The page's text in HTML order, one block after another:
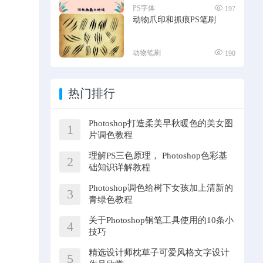
PS字体 197
动物爪印和抓痕PS笔刷
动物笔刷 190
热门排行
1
Photoshop打造柔美早秋暖色的美女图
片调色教程
2
理解PS三色原理， Photoshop色彩基
础知识详解教程
3
Photoshop调色给树下女孩加上清新的
青绿色教程
4
关于Photoshop钢笔工具使用的10条小
技巧
5
精选设计师枕草子可爱风格文字设计